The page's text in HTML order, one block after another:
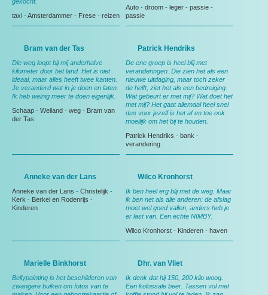
taxi - Amsterdammer - Frese - reizen
Auto - droom - leger - passie -
passie
Bram van der Tas
Die weg loopt bij mij anderhalve
kilometer door het land. Het is niet
ideaal, maar alles heeft twee kanten.
Je veranderd wat in je doen en laten.
Ik heb weinig meer te doen eigenlijk.
Schaap - Weiland - weg - Bram van
der Tas
Patrick Hendriks
De ene groep is heel blij met
veranderingen. Die zien het als een
nieuwe uitdaging, maar toch zeker
de helft, ziet het als een bedreiging.
Wat gebeurt er met mij? Wat doet het
met mij? Het gaat allemaal heel snel
dus voor jezelf is het af en toe ook
moeilijk om het bij te houden.
Patrick Hendriks - bank -
verandering
Anneke van der Lans
Anneke van der Lans - Christelijk -
Kerk - Berkel en Rodenrijs -
Kinderen
Wilco Kronhorst
Ik ben heel erg blij met de weg. Maar
ik ben net als alle anderen: de afslag
moet wel goed vallen, anders heb je
er last van. Een echte NIMBY.
Wilco Kronhorst - Kinderen - haven
Marielle Binkhorst
Bellypainting is het beschilderen van
zwangere buiken om fotos van te
Dhr. van Vliet
Ik denk dat hij 150, 200 kilo woog.
Een kolossale beer. Tassen vol met